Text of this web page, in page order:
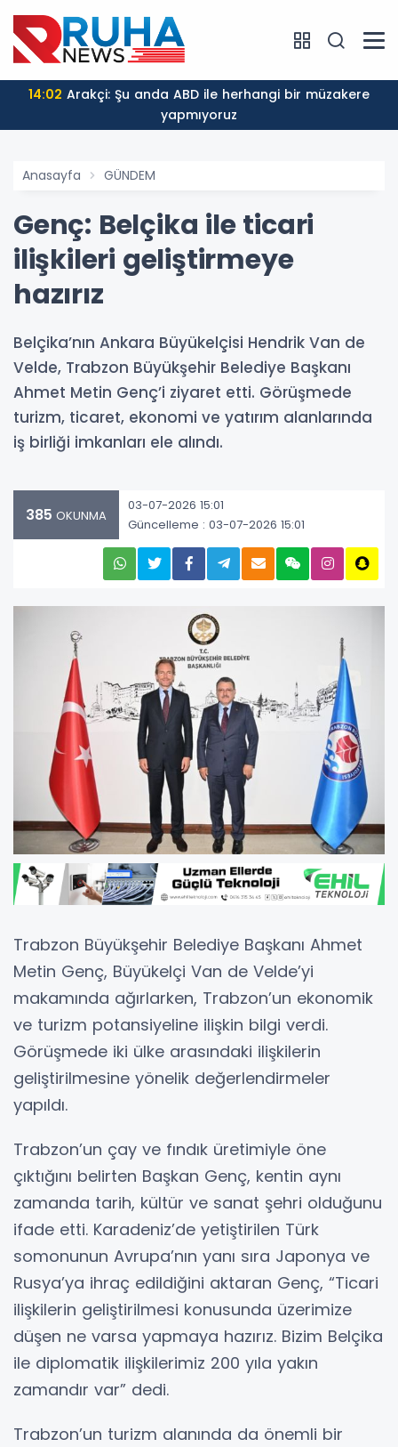
14:02
yapmıyoruz
Anasayfa GÜNDEM
Genç: Belçika ile ticari
ilişkileri geliştirmeye
hazırız
Belçika’nın Ankara Büyükelçisi Hendrik Van de
Velde, Trabzon Büyükşehir Belediye Başkanı
Ahmet Metin Genç’i ziyaret etti. Görüşmede
turizm, ticaret, ekonomi ve yatırım alanlarında
iş birliği imkanları ele alındı.
385 OKUNMA
03-07-2026 15:01
Güncelleme : 03-07-2026 15:01
Trabzon Büyükşehir Belediye Başkanı Ahmet
Metin Genç, Büyükelçi Van de Velde’yi
makamında ağırlarken, Trabzon’un ekonomik
ve turizm potansiyeline ilişkin bilgi verdi.
Görüşmede iki ülke arasındaki ilişkilerin
geliştirilmesine yönelik değerlendirmeler
yapıldı.
Trabzon’un çay ve fındık üretimiyle öne
çıktığını belirten Başkan Genç, kentin aynı
zamanda tarih, kültür ve sanat şehri olduğunu
ifade etti. Karadeniz’de yetiştirilen Türk
somonunun Avrupa’nın yanı sıra Japonya ve
Rusya’ya ihraç edildiğini aktaran Genç, “Ticari
ilişkilerin geliştirilmesi konusunda üzerimize
düşen ne varsa yapmaya hazırız. Bizim Belçika
ile diplomatik ilişkilerimiz 200 yıla yakın
zamandır var” dedi.
Trabzon’un turizm alanında da önemli bir